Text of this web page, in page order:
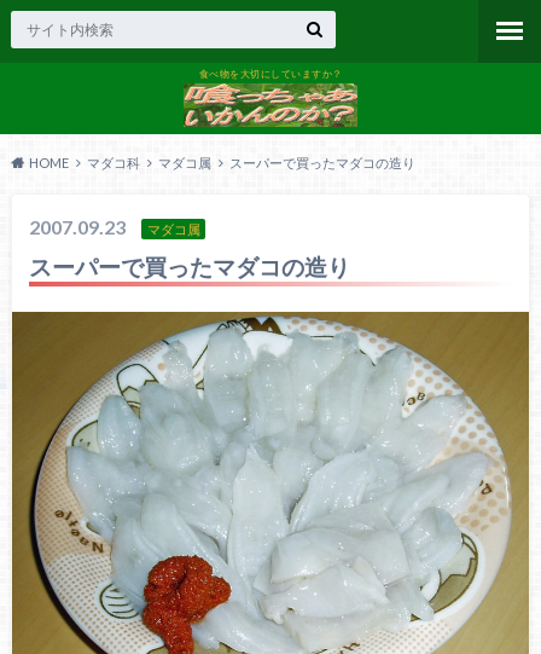
食べ物を大切にしていますか？
HOME マダコ科 マダコ属 スーパーで買ったマダコの造り
2007.09.23 マダコ属
スーパーで買ったマダコの造り